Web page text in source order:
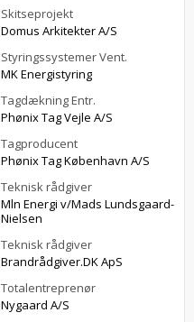
Skitseprojekt
Domus Arkitekter A/S
Styringssystemer Vent.
MK Energistyring
Tagdækning Entr.
Phønix Tag Vejle A/S
Tagproducent
Phønix Tag København A/S
Teknisk rådgiver
Mln Energi v/Mads Lundsgaard-
Nielsen
Teknisk rådgiver
Brandrådgiver.DK ApS
Totalentreprenør
Nygaard A/S